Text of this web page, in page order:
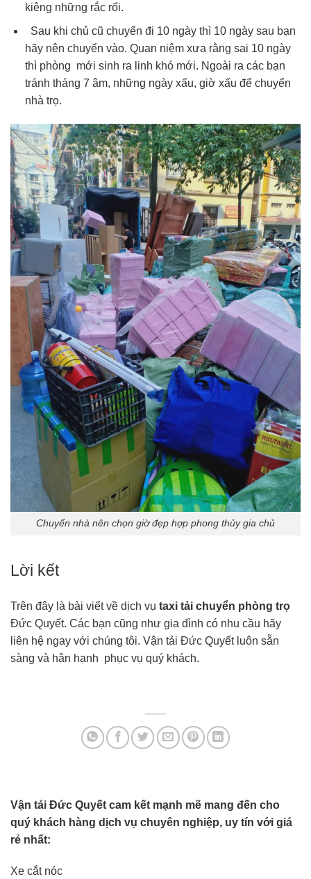
kiêng những rắc rối.
Sau khi chủ cũ chuyển đi 10 ngày thì 10 ngày sau bạn
hãy nên chuyển vào. Quan niệm xưa rằng sai 10 ngày
thì phòng mới sinh ra linh khó mới. Ngoài ra các bạn
tránh tháng 7 âm, những ngày xấu, giờ xấu để chuyển
nhà trọ.
Chuyển nhà nên chọn giờ đẹp hợp phong thủy gia chủ
Lời kết
Trên đây là bài viết về dịch vụ taxi tải chuyển phòng trọ
Đức Quyết. Các bạn cũng như gia đình có nhu cầu hãy
liên hệ ngay với chúng tôi. Vận tải Đức Quyết luôn sẵn
sàng và hân hạnh phục vụ quý khách.
Vận tải Đức Quyết cam kết mạnh mẽ mang đến cho
quý khách hàng dịch vụ chuyên nghiệp, uy tín với giá
rẻ nhất:
Xe cắt nóc